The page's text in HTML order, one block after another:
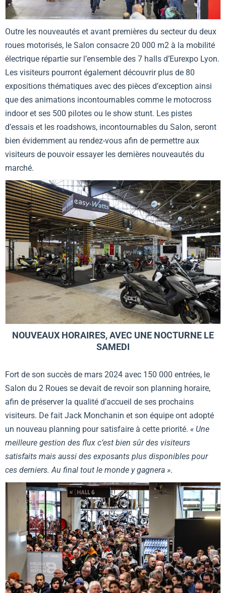
Outre les nouveautés et avant premières du secteur du deux
roues motorisés, le Salon consacre 20 000 m2 à la mobilité
électrique répartie sur l’ensemble des 7 halls d’Eurexpo Lyon.
Les visiteurs pourront également découvrir plus de 80
expositions thématiques avec des pièces d’exception ainsi
que des animations incontournables comme le motocross
indoor et ses 500 pilotes ou le show stunt. Les pistes
d’essais et les roadshows, incontournables du Salon, seront
bien évidemment au rendez-vous afin de permettre aux
visiteurs de pouvoir essayer les dernières nouveautés du
marché.
NOUVEAUX HORAIRES, AVEC UNE NOCTURNE LE
SAMEDI
Fort de son succès de mars 2024 avec 150 000 entrées, le
Salon du 2 Roues se devait de revoir son planning horaire,
afin de préserver la qualité d’accueil de ses prochains
visiteurs. De fait Jack Monchanin et son équipe ont adopté
un nouveau planning pour satisfaire à cette priorité. « Une
meilleure gestion des flux c’est bien sûr des visiteurs
satisfaits mais aussi des exposants plus disponibles pour
ces derniers. Au final tout le monde y gagnera ».